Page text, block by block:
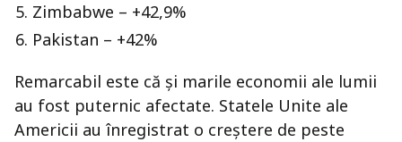
Zimbabwe – +42,9%
Pakistan – +42%
Remarcabil este că și marile economii ale lumii
au fost puternic afectate. Statele Unite ale
Americii au înregistrat o creștere de peste